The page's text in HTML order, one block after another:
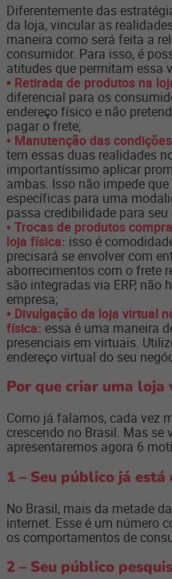
Diferentemente das
da loja, vincular as
maneira como será feita a
consumidor. Para isso, é
atitudes que permitam essa
• Retirada de produtos na
diferencial para os
endereço físico e não
pagar o frete;
• Manutenção das
tem essas duas realidades
importantíssimo aplicar
ambas. Isso não impede
específicas para uma
passa credibilidade para
• Trocas de produtos
loja física: isso é
precisará se envolver com
aborrecimentos com o frete
são integradas via ERP, não
empresa;
• Divulgação da loja virtual
física: essa é uma maneira
presenciais em virtuais.
endereço virtual do seu
Por que criar uma
Como já falamos, cada vez
crescendo no Brasil. Mas se
apresentaremos agora 6
1 – Seu público já
No Brasil, mais da metade
internet. Esse é um número
os comportamentos de
2 – Seu público